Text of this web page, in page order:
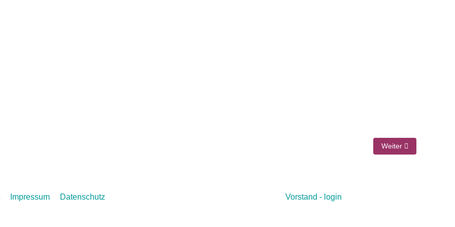
2082 Nächster Beitrag:
Weiter
Impressum Datenschutz Vorstand - login